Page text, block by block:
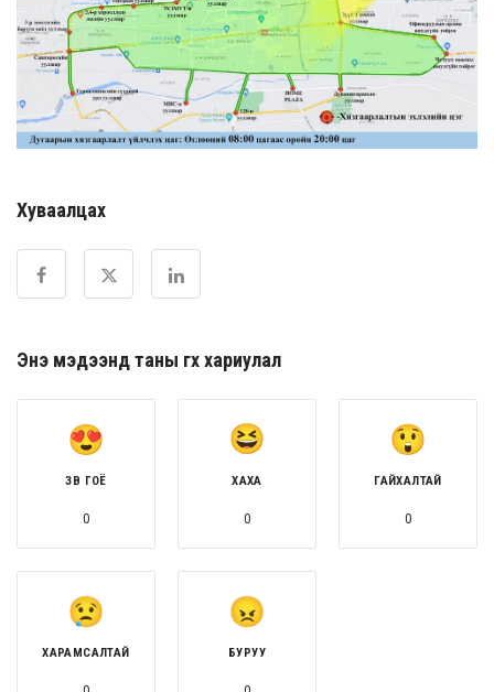
Хуваалцах
Энэ мэдээнд таны өгөх хариулал
ЗӨВ ГОЁ
0
ХАХА
0
ГАЙХАЛТАЙ
0
ХАРАМСАЛТАЙ БУРУУ